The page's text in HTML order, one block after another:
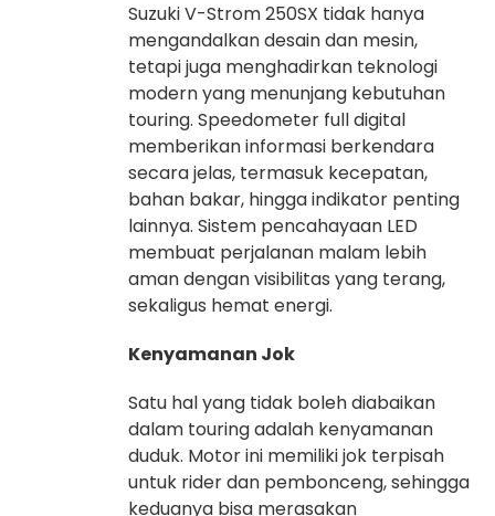
Suzuki V-Strom 250SX tidak hanya
mengandalkan desain dan mesin,
tetapi juga menghadirkan teknologi
modern yang menunjang kebutuhan
touring. Speedometer full digital
memberikan informasi berkendara
secara jelas, termasuk kecepatan,
bahan bakar, hingga indikator penting
lainnya. Sistem pencahayaan LED
membuat perjalanan malam lebih
aman dengan visibilitas yang terang,
sekaligus hemat energi.
Kenyamanan Jok
Satu hal yang tidak boleh diabaikan
dalam touring adalah kenyamanan
duduk. Motor ini memiliki jok terpisah
untuk rider dan pembonceng, sehingga
keduanya bisa merasakan